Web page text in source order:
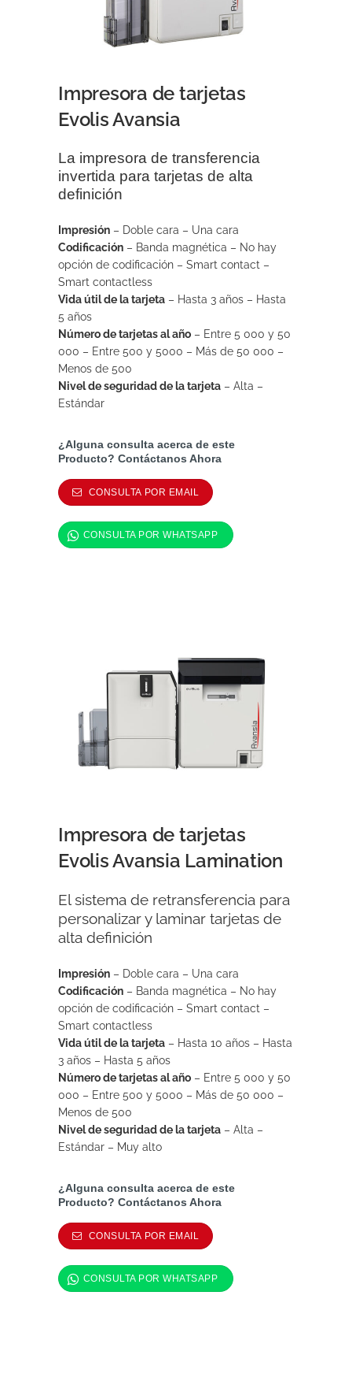
Impresora de tarjetas
Evolis Avansia
La impresora de transferencia
invertida para tarjetas de alta
definición
Impresión – Doble cara – Una cara
Codificación – Banda magnética – No hay
opción de codificación – Smart contact –
Smart contactless
Vida útil de la tarjeta – Hasta 3 años – Hasta
5 años
Número de tarjetas al año – Entre 5 000 y 50
000 – Entre 500 y 5000 – Más de 50 000 –
Menos de 500
Nivel de seguridad de la tarjeta – Alta –
Estándar
¿Alguna consulta acerca de este
Producto? Contáctanos Ahora
Impresora de tarjetas
Evolis Avansia Lamination
El sistema de retransferencia para
personalizar y laminar tarjetas de
alta definición
Impresión – Doble cara – Una cara
Codificación – Banda magnética – No hay
opción de codificación – Smart contact –
Smart contactless
Vida útil de la tarjeta – Hasta 10 años – Hasta
3 años – Hasta 5 años
Número de tarjetas al año – Entre 5 000 y 50
000 – Entre 500 y 5000 – Más de 50 000 –
Menos de 500
Nivel de seguridad de la tarjeta – Alta –
Estándar – Muy alto
¿Alguna consulta acerca de este
Producto? Contáctanos Ahora